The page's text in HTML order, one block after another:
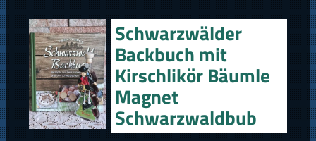
Schwarzwälder
Backbuch mit
Kirschlikör Bäumle
Magnet
Schwarzwaldbub